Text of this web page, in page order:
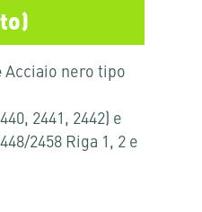
Acciaio nero tipo
2441, 2442) e
2458 Riga 1, 2 e